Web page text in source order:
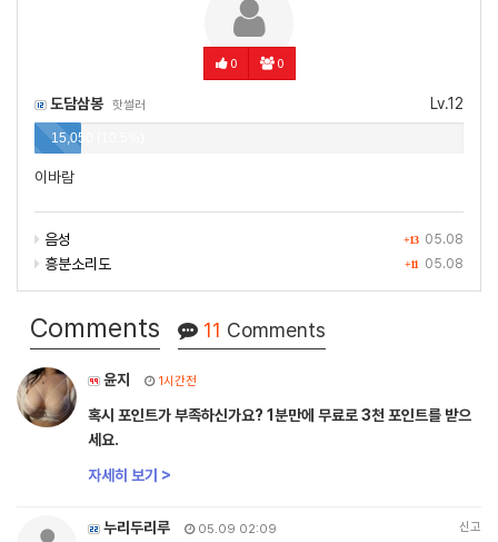
0 0
Lv.12
도담삼봉 핫썰러
15,050 (10.5%)
이바람
+13 05.08
음성
+11 05.08
흥분소리도
Comments 11 Comments
윤지 1시간전
혹시 포인트가 부족하신가요? 1분만에 무료로 3천 포인트를 받으
세요.
자세히 보기 >
누리두리루 05.09 02:09 신고